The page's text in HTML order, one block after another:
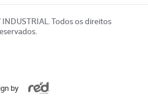
Todos os direitos
by